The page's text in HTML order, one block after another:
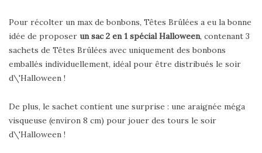
Pour récolter un max de bonbons, Têtes Brûlées a eu la bonne
idée de proposer un sac 2 en 1 spécial Halloween, contenant 3
sachets de Têtes Brûlées avec uniquement des bonbons
emballés individuellement, idéal pour être distribués le soir
d\'Halloween !
De plus, le sachet contient une surprise : une araignée méga
visqueuse (environ 8 cm) pour jouer des tours le soir
d\'Halloween !